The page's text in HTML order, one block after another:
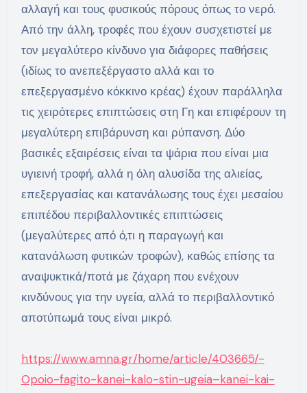
αλλαγή και τους φυσικούς πόρους όπως το νερό.
Από την άλλη, τροφές που έχουν συσχετιστεί με
τον μεγαλύτερο κίνδυνο για διάφορες παθήσεις
(ιδίως το ανεπεξέργαστο αλλά και το
επεξεργασμένο κόκκινο κρέας) έχουν παράλληλα
τις χειρότερες επιπτώσεις στη Γη και επιφέρουν τη
μεγαλύτερη επιβάρυνση και ρύπανση. Δύο
βασικές εξαιρέσεις είναι τα ψάρια που είναι μια
υγιεινή τροφή, αλλά η όλη αλυσίδα της αλιείας,
επεξεργασίας και κατανάλωσης τους έχει μεσαίου
επιπέδου περιβαλλοντικές επιπτώσεις
(μεγαλύτερες από ό,τι η παραγωγή και
κατανάλωση φυτικών τροφών), καθώς επίσης τα
αναψυκτικά/ποτά με ζάχαρη που ενέχουν
κινδύνους για την υγεία, αλλά το περιβαλλοντικό
αποτύπωμά τους είναι μικρό.
https://www.amna.gr/home/article/403665/-
Opoio-fagito-kanei-kalo-stin-ugeia–kanei-kai-